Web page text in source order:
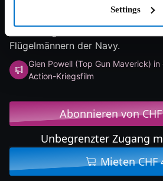
Settings
Zwei Kampfpiloten der U.S. Navy
Flügelmännern der Navy.
Glen Powell (Top Gun Maverick)
Action-Kriegsfilm
Abonnieren von
Unbegrenzter Zugang
Mieten CHF